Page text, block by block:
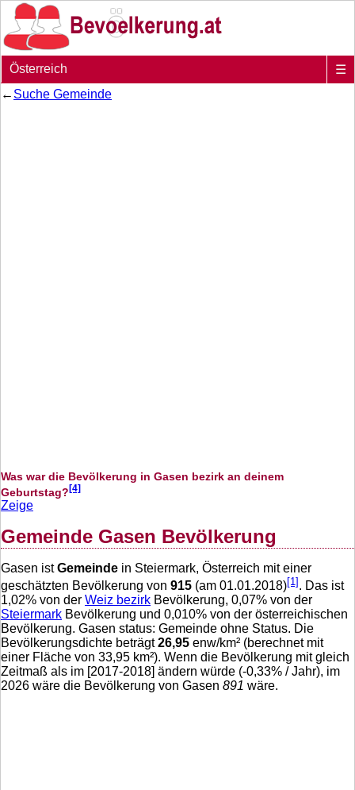
Österreich
☰
← Suche Gemeinde
Was war die Bevölkerung in Gasen bezirk an deinem
Geburtstag?[4]
Zeige
Gemeinde Gasen Bevölkerung
Gasen istGemeinde in Steiermark, Österreich mit einer
geschätzten Bevölkerung von 915 (am 01.01.2018)[1] . Das ist
1,02% von der Weiz bezirk Bevölkerung, 0,07% von der
Steiermark Bevölkerung und 0,010% von der österreichischen
Bevölkerung. Gasen status: Gemeinde ohne Status. Die
Bevölkerungsdichte beträgt26,95 enw/km² (berechnet mit
einer Fläche von 33,95 km²). Wenn die Bevölkerung mit gleich
Zeitmaß als im [2017-2018] ändern würde (-0,33% / Jahr), im
2026 wäre die Bevölkerung von Gasen 891 wäre.